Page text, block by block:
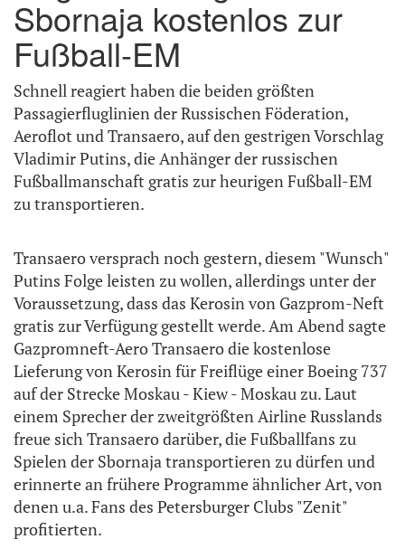
Sbornaja kostenlos zur
Fußball-EM
Schnell reagiert haben die beiden größten
Passagierfluglinien der Russischen Föderation,
Aeroflot und Transaero, auf den gestrigen Vorschlag
Vladimir Putins, die Anhänger der russischen
Fußballmanschaft gratis zur heurigen Fußball-EM
zu transportieren.
Transaero versprach noch gestern, diesem "Wunsch"
Putins Folge leisten zu wollen, allerdings unter der
Voraussetzung, dass das Kerosin von Gazprom-Neft
gratis zur Verfügung gestellt werde. Am Abend sagte
Gazpromneft-Aero Transaero die kostenlose
Lieferung von Kerosin für Freiflüge einer Boeing 737
auf der Strecke Moskau - Kiew - Moskau zu. Laut
einem Sprecher der zweitgrößten Airline Russlands
freue sich Transaero darüber, die Fußballfans zu
Spielen der Sbornaja transportieren zu dürfen und
erinnerte an frühere Programme ähnlicher Art, von
denen u.a. Fans des Petersburger Clubs "Zenit"
profitierten.